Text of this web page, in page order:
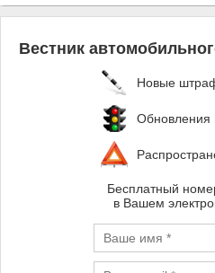
Вестник
Новые
Бесплатный
в Вашем